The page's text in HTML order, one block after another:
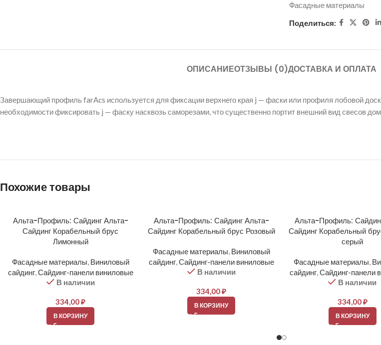
Фасадные материалы
Поделиться:
ОПИСАНИЕОТЗЫВЫ (0)ДОСТАВКА И ОПЛАТА
Завершающий профиль farAcs используется для фиксации верхнего края j — фаски или профиля лобовой
необходимости фиксировать j — фаску насквозь саморезами, что существенно портит внешний вид свесов
Похожие товары
Альта-Профиль: Сайдинг Альта-
Сайдинг Корабельный брус
Лимонный
Фасадные материалы, Виниловый
сайдинг,Сайдинг-панели виниловые
В наличии
334,00₽
В КОРЗИНУ
Альта-Профиль: Сайдинг Альта-
Сайдинг Корабельный брус Розовый
Фасадные материалы, Виниловый
сайдинг,Сайдинг-панели виниловые
В наличии
334,00₽
В КОРЗИНУ
Альта-Профиль:
Сайдинг Корабельный
серый
Фасадные материалы,
сайдинг,Сайдинг-панели
В наличии
334,00₽
В КОРЗИНУ